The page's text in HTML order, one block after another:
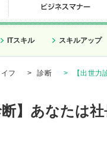
ITスキル スキルアップ
フ > 診断 > 【出世
断】あなたは